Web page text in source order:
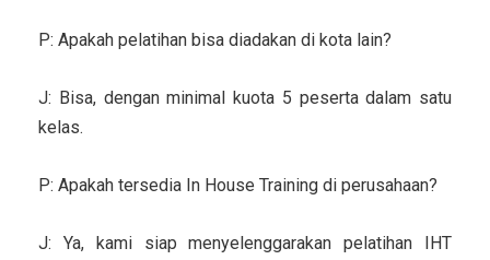
P: Apakah pelatihan bisa diadakan di kota lain?
J: Bisa, dengan minimal kuota 5 peserta dalam satu
kelas.
P: Apakah tersedia In House Training di perusahaan?
J: Ya, kami siap menyelenggarakan pelatihan IHT